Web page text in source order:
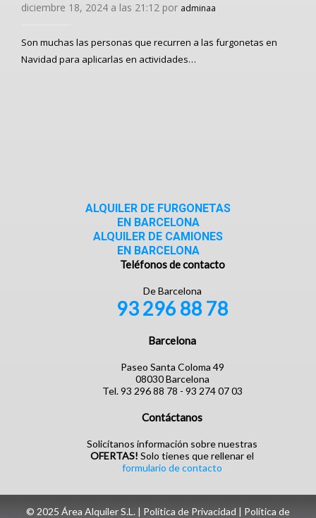
diciembre 18, 2024 a las 21:12 por adminaa
Son muchas las personas que recurren a las furgonetas en
Navidad para aplicarlas en actividades…
ALQUILER DE FURGONETAS
EN BARCELONA
ALQUILER DE CAMIONES
EN BARCELONA
Teléfonos de contacto
De Barcelona
93 296 88 78
Barcelona
Paseo Santa Coloma 49
08030 Barcelona
Tel. 93 296 88 78 - 93 274 07 03
Contáctanos
Solicítanos información sobre nuestras
OFERTAS! Solo tienes que rellenar el
formulario de contacto
© 2025 Área Alquiler S.L. | Política de Privacidad
Política de